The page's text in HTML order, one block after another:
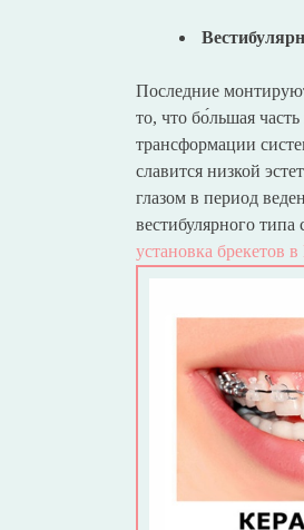
Последние
то, что бо́льшая
трансформации
славится низкой
глазом в период
вестибулярного
установка брекетов